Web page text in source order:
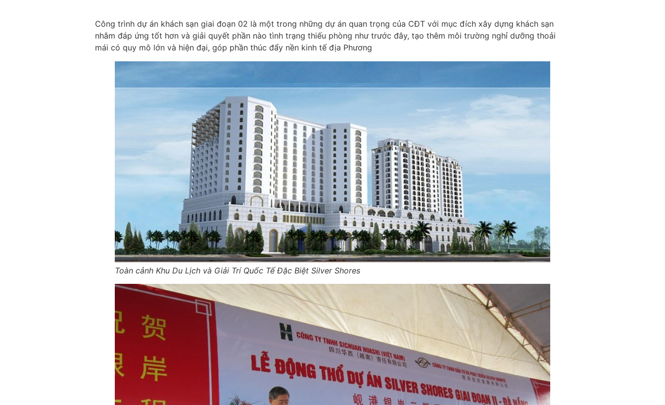
Công trình dự án khách sạn giai đoạn 02 là một trong những dự án quan trọng của CĐT với mục đích xây dựng khách sạn
nhằm đáp ứng tốt hơn và giải quyết phần nào tình trạng thiếu phòng như trước đây, tạo thêm môi trường nghỉ dưỡng thoải
mái có quy mô lớn và hiện đại, góp phần thúc đẩy nền kinh tế địa Phương
Toàn cảnh Khu Du Lịch và Giải Trí Quốc Tế Đặc Biệt Silver Shores